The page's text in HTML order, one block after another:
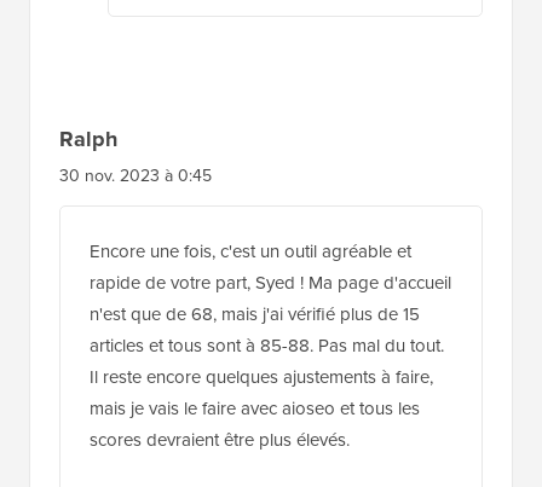
Ralph
30 nov. 2023 à 0:45
Encore une fois, c'est un outil agréable et
rapide de votre part, Syed ! Ma page d'accueil
n'est que de 68, mais j'ai vérifié plus de 15
articles et tous sont à 85-88. Pas mal du tout.
Il reste encore quelques ajustements à faire,
mais je vais le faire avec aioseo et tous les
scores devraient être plus élevés.